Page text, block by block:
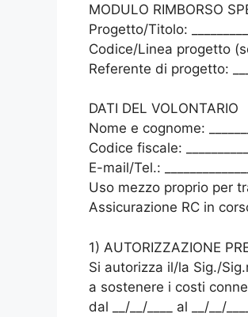
MODULO RIMBORSO
Progetto/Titolo:
Codice/Linea progetto (se
Referente di progetto:
DATI DEL VOLONTARIO
Nome e cognome:
Codice fiscale:
E-mail/Tel.:
Uso mezzo proprio per
Assicurazione RC in
1) AUTORIZZAZIONE
Si autorizza il/la Sig./Sig.ra
a sostenere i costi
dal __/__/____ al __/__/